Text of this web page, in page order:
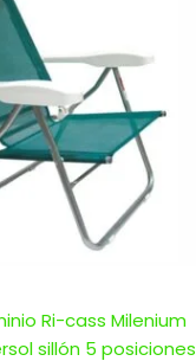
Ri-cass Milenium
sillón 5 posiciones